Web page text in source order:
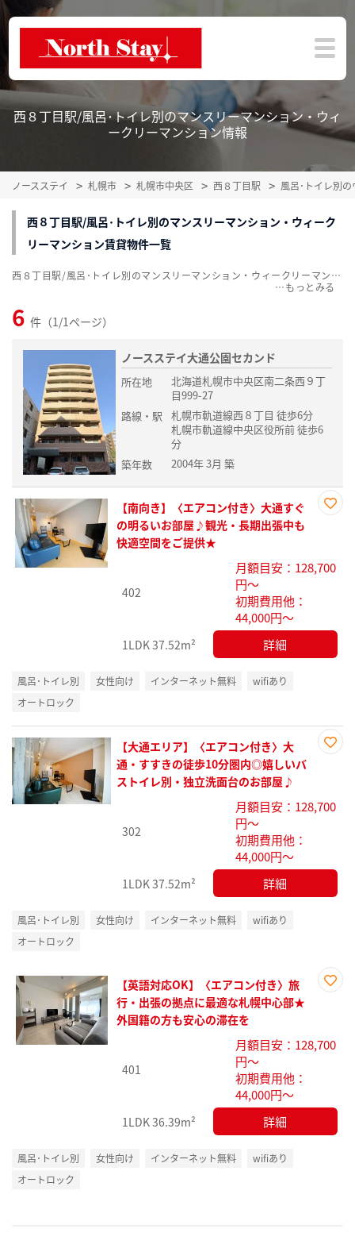
西８丁目駅/風呂･トイレ別のマンスリーマンション・ウィ
ークリーマンション情報
ノースステイ 札幌市 札幌市中央区 西８丁目駅 風呂･トイレ別
西８丁目駅/風呂･トイレ別のマンスリーマンション・ウィーク
リーマンション賃貸物件一覧
6 件（1/1ページ）
ノースステイ大通公園セカンド
所在地
北海道札幌市中央区南二条西９丁
目999-27
路線・駅
札幌市軌道線西８丁目 徒歩6分
札幌市軌道線中央区役所前 徒歩6
分
築年数
2004年 3月 築
録
【南向き】〈エアコン付き〉大通すぐ
の明るいお部屋♪観光・長期出張中も
快適空間をご提供★
402
月額目安：128,700
円～
初期費用他：
44,000円～
1LDK37.52m² 詳細
風呂･トイレ別 女性向け インターネット無料
wifiあり
オートロック
録
【大通エリア】〈エアコン付き〉大
通・すすきの徒歩10分圏内◎嬉しいバ
ストイレ別・独立洗面台のお部屋♪
302
月額目安：128,700
円～
初期費用他：
44,000円～
1LDK37.52m² 詳細
風呂･トイレ別 女性向け インターネット無料
wifiあり
オートロック
録
【英語対応OK】〈エアコン付き〉旅
行・出張の拠点に最適な札幌中心部★
外国籍の方も安心の滞在を
401
月額目安：128,700
円～
初期費用他：
44,000円～
1LDK36.39m² 詳細
風呂･トイレ別 女性向け インターネット無料
wifiあり
オートロック
西８丁目駅/風呂･トイレ別のマンスリーマンション・ウィークリーマンション賃貸物件一覧を掲載中。敷金・礼金無料、家具・家電付をご紹介。こだわり条件での絞込みも簡単！
…